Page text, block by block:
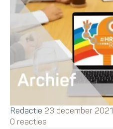
Redactie 23 december 2021
0 reacties